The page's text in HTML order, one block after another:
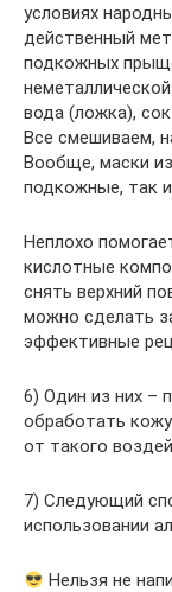
условиях
действенный
подкожных
вода (ложка),
Все смешиваем,
Вообще, маски
подкожные, так
Неплохо
кислотные
снять верхний
можно сделать
эффективные
6) Один из них –
обработать
от такого
7) Следующий
использовании
Нельзя не